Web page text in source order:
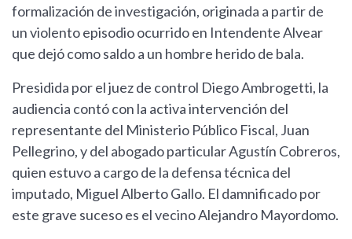
formalización de investigación, originada a partir de
un violento episodio ocurrido en Intendente Alvear
que dejó como saldo a un hombre herido de bala.
Presidida por el juez de control Diego Ambrogetti, la
audiencia contó con la activa intervención del
representante del Ministerio Público Fiscal, Juan
Pellegrino, y del abogado particular Agustín Cobreros,
quien estuvo a cargo de la defensa técnica del
imputado, Miguel Alberto Gallo. El damnificado por
este grave suceso es el vecino Alejandro Mayordomo.